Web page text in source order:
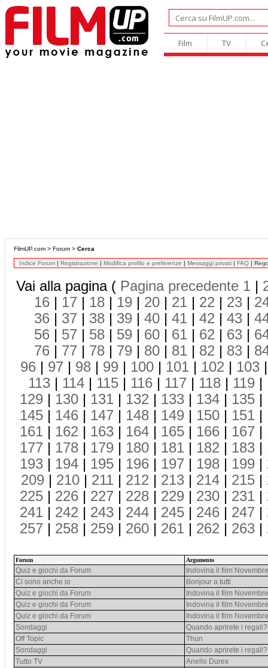
Film TV
FilmUP.com > Forum > Cerca
Indice Forum | Registrazione | Modifica profilo e preferenze | Messaggi privati | FAQ |
Vai alla pagina ( Pagina precedente 1 |
16 | 17 | 18 | 19 | 20 | 21 | 22 | 23 |
36 | 37 | 38 | 39 | 40 | 41 | 42 | 43 |
56 | 57 | 58 | 59 | 60 | 61 | 62 | 63 |
76 | 77 | 78 | 79 | 80 | 81 | 82 | 83 |
96 | 97 | 98 | 99 | 100 | 101 | 102 | 103
113 | 114 | 115 | 116 | 117 | 118 | 119 |
129 | 130 | 131 | 132 | 133 | 134 | 135 |
145 | 146 | 147 | 148 | 149 | 150 | 151 |
161 | 162 | 163 | 164 | 165 | 166 | 167 |
177 | 178 | 179 | 180 | 181 | 182 | 183 |
193 | 194 | 195 | 196 | 197 | 198 | 199 |
209 | 210 | 211 | 212 | 213 | 214 | 215 |
225 | 226 | 227 | 228 | 229 | 230 | 231 |
241 | 242 | 243 | 244 | 245 | 246 | 247 |
257 | 258 | 259 | 260 | 261 | 262 | 263 |
Forum Argomento
Quiz e giochi da Forum
Indovina il film
Ci sono anche io
Bonjour a tutti
Quiz e giochi da Forum
Indovina il film
Quiz e giochi da Forum
Indovina il film
Quiz e giochi da Forum
Indovina il film
Sondaggi
Quando aprirete i regali?
Off Topic
Thun
Sondaggi
Quando aprirete i regali?
Tutto TV
Anello Durex